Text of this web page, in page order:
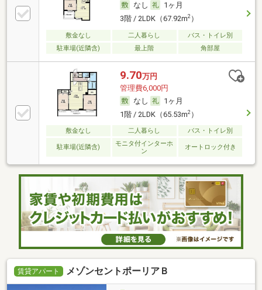
なし
1ヶ月
3階 / 2LDK（67.92m2）
敷金なし 二人暮らし
バス・トイレ別
駐車場(近隣含)
最上階 角部屋
9.70万円
管理費6,000円
なし
1ヶ月
1階 / 2LDK（65.53m2）
敷金なし 二人暮らし バス・トイレ別
駐車場(近隣含)
モニタ付インターホ
ン
オートロック付き
賃貸アパート メゾンセントポーリアＢ